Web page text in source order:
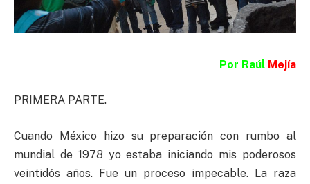
Por Raúl Mejía
PRIMERA PARTE.
Cuando México hizo su preparación con rumbo al
mundial de 1978 yo estaba iniciando mis poderosos
veintidós años. Fue un proceso impecable. La raza